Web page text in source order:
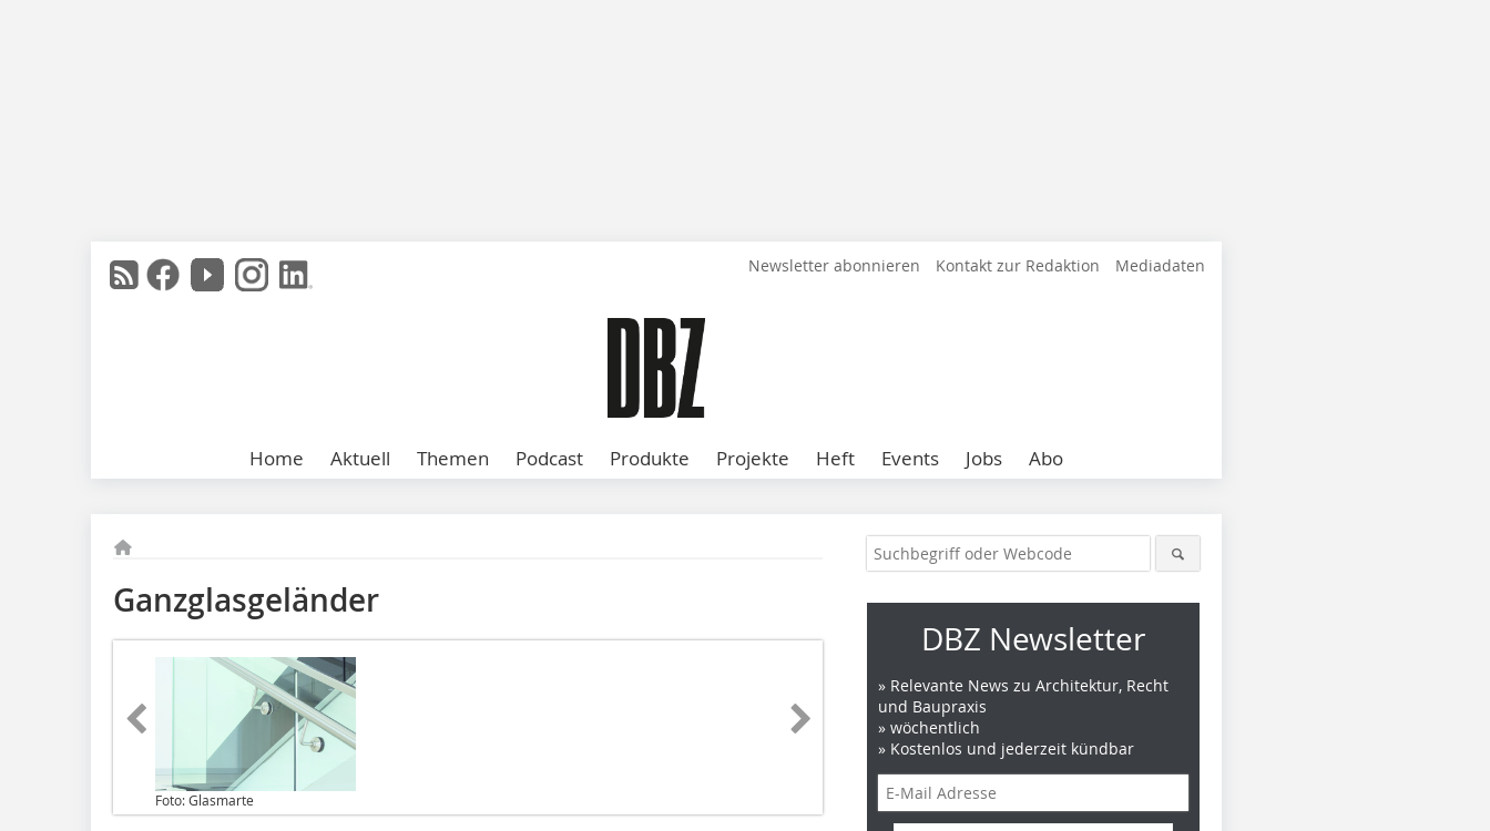
Newsletter abonnieren Kontakt zur Redaktion Mediadaten
Home Aktuell Themen Podcast Produkte Projekte Heft Events Jobs Abo
Ganzglasgeländer
Foto: Glasmarte
DBZ Newsletter
» Relevante News zu Architektur, Recht
und Baupraxis
» wöchentlich
» Kostenlos und jederzeit kündbar